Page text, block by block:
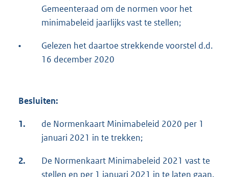
Gemeenteraad om de normen voor het
minimabeleid jaarlijks vast te stellen;
•
Gelezen het daartoe strekkende voorstel d.d.
16 december 2020
Besluiten:
1.
de Normenkaart Minimabeleid 2020 per 1
januari 2021 in te trekken;
2.
De Normenkaart Minimabeleid 2021 vast te
stellen en per 1 januari 2021 in te laten gaan.